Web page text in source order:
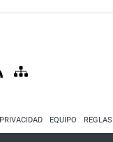
PRIVACIDAD EQUIPO